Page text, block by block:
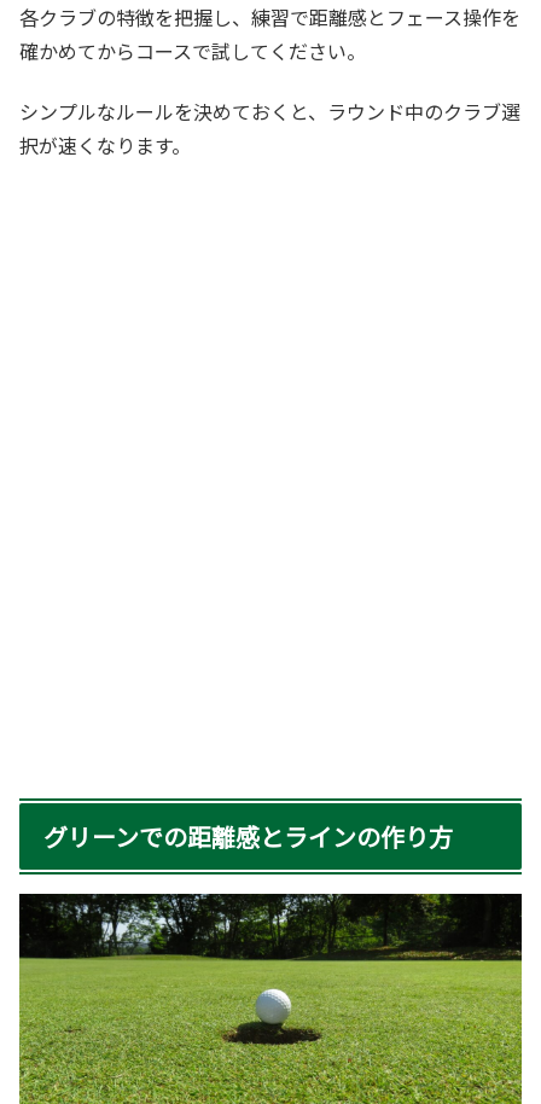
各クラブの特徴を把握し、練習で距離感とフェース操作を
確かめてからコースで試してください。
シンプルなルールを決めておくと、ラウンド中のクラブ選
択が速くなります。
グリーンでの距離感とラインの作り方